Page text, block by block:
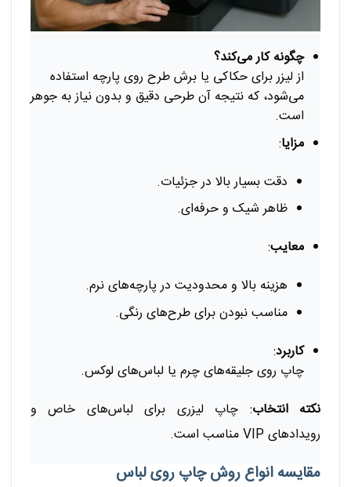
چگونه کار می‌کند؟
از لیزر برای حکاکی یا برش طرح روی پارچه استفاده
می‌شود، که نتیجه آن طرحی دقیق و بدون نیاز به جوهر
است.
مزایا:
دقت بسیار بالا در جزئیات.
ظاهر شیک و حرفه‌ای.
معایب:
هزینه بالا و محدودیت در پارچه‌های نرم.
مناسب نبودن برای طرح‌های رنگی.
کاربرد:
چاپ روی جلیقه‌های چرم یا لباس‌های لوکس.
نکته انتخاب: چاپ لیزری برای لباس‌های خاص و
رویدادهای VIP مناسب است.
مقایسه انواع روش چاپ روی لباس